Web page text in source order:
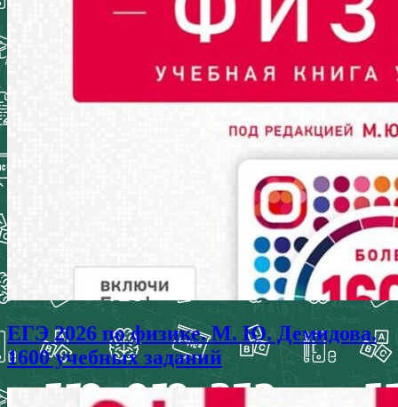
ЕГЭ 2026 по физике. М. Ю. Демидова.
1600 учебных заданий